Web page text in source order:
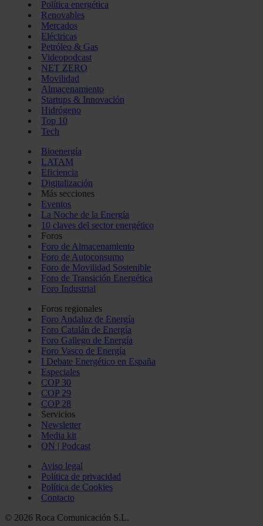
Política energética
Renovables
Mercados
Eléctricas
Petróleo & Gas
Videopodcast
NET ZERO
Movilidad
Almacenamiento
Startups & Innovación
Hidrógeno
Top 10
Tech
Bioenergía
LATAM
Eficiencia
Digitalización
Más secciones
Eventos
La Noche de la Energía
10 claves del sector energético
Foros
Foro de Almacenamiento
Foro de Autoconsumo
Foro de Movilidad Sostenible
Foro de Transición Energética
Foro Industrial
Foros regionales
Foro Andaluz de Energía
Foro Catalán de Energía
Foro Gallego de Energía
Foro Vasco de Energía
I Debate Energético en España
Especiales
COP 30
COP 29
COP 28
Servicios
Newsletter
Media kit
ON | Podcast
Aviso legal
Política de privacidad
Política de Cookies
Contacto
© 2026 Roca Comunicación S.L.